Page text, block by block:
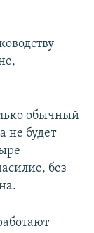
обычный
не будет
без